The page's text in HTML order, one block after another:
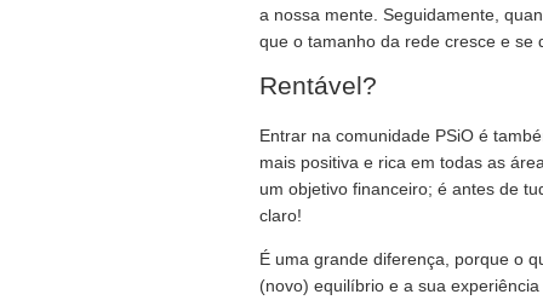
a nossa mente. Seguidamente,
que o tamanho da rede cresce e se
Rentável?
Entrar na comunidade PSiO é
mais positiva e rica em todas as
um objetivo financeiro; é antes de
claro!
É uma grande diferença, porque o
(novo) equilíbrio e a sua